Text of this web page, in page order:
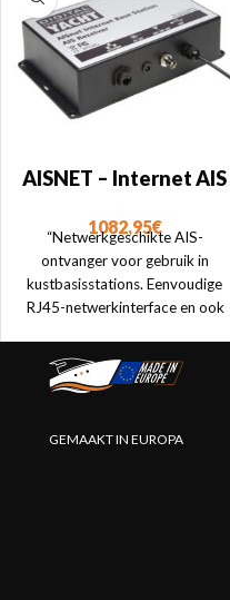
AISNET – Internet AIS
1082,95€
“Netwerkgeschikte AIS-
ontvanger voor gebruik in
kustbasisstations. Eenvoudige
RJ45-netwerkinterface en ook
Marine Traffic of AIS Live.”
GEMAAKT IN EUROPA